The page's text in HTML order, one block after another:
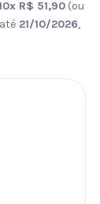
R$ 51,90 (ou
21/10/2026,